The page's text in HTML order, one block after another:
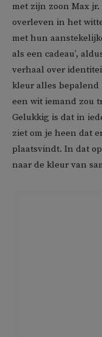
met zijn zoon Max
overleven in het
met hun
als een cadeau’,
verhaal over
kleur alles
een wit iemand zou
Gelukkig is dat in
ziet om je heen dat
plaatsvindt. In dat
naar de kleur van